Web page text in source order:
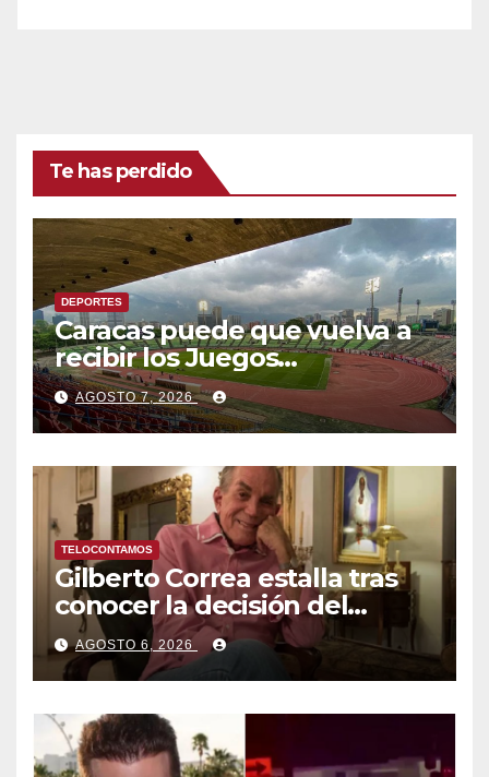
Te has perdido
DEPORTES
Caracas puede que vuelva a
recibir los Juegos
Centroamericanos y del
Caribe tras mas de 70 años
AGOSTO 7, 2026
TELOCONTAMOS
Gilberto Correa estalla tras
conocer la decisión del
tribunal en su caso
AGOSTO 6, 2026